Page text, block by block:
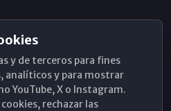
y de terceros para fines
analíticos y para mostrar
YouTube, X o Instagram.
rechazar las